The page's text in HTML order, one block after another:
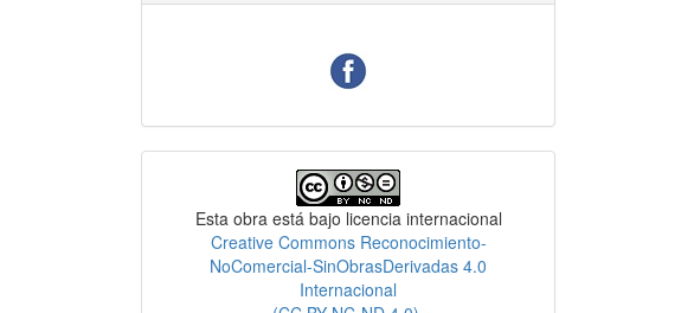
Esta obra está bajo licencia internacional
Creative Commons Reconocimiento-
NoComercial-SinObrasDerivadas 4.0
Internacional